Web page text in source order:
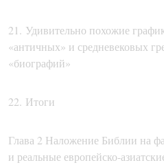
21. Удивительно похожие
«античных» и средневековых
«биографий»
22. Итоги
Глава 2 Наложение Библии на
и реальные европейско-